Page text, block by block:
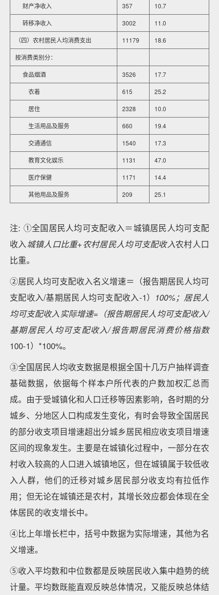
财产净收入 357 10.7
转移净收入 3002 11.0
（四）农村居民人均消费支出 11179 18.6
按消费类别分：
食品烟酒 3526 17.7
衣着 615 25.2
居住 2328 10.0
生活用品及服务 660 19.4
交通通信 1540 17.3
教育文化娱乐 1131 47.0
医疗保健 1171 14.4
其他用品及服务 209 25.1
注: ①全国居民人均可支配收入＝城镇居民人均可支配
收入城镇人口比重+农村居民人均可支配收入农村人口
比重。
②居民人均可支配收入名义增速＝（报告期居民人均可
支配收入/基期居民人均可支配收入-1） 100%；居民人
均可支配收入实际增速=（报告期居民人均可支配收入/
基期居民人均可支配收入/报告期居民消费价格指数
100-1）*100%。
③全国居民人均收支数据是根据全国十几万户抽样调查
基础数据，依据每个样本户所代表的户数加权汇总而
成。由于受城镇化和人口迁移等因素影响，各时期的分
城乡、分地区人口构成发生变化，有时会导致全国居民
的部分收支项目增速超出分城乡居民相应收支项目增速
区间的现象发生。主要是在城镇化过程中，一部分在农
村收入较高的人口进入城镇地区，但在城镇属于较低收
入人群，他们的迁移对城乡居民部分收支均有拉低作
用；但无论在城镇还是农村，其增长效应都会体现在全
体居民的收支增长中。
④比上年增长栏中，括号中数据为实际增速，其他为名
义增速。
⑤收入平均数和中位数都是反映居民收入集中趋势的统
计量。平均数既能直观反映总体情况，又能反映总体结